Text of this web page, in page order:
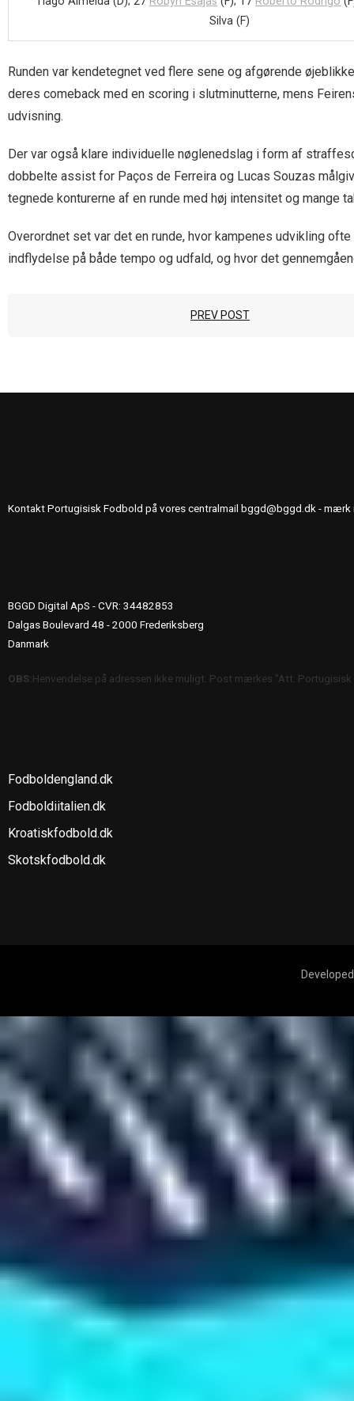
Silva (F)
Runden var kendetegnet ved flere sene og afgørende
deres comeback med en scoring i slutminutterne, mens
udvisning.
Der var også klare individuelle nøglenedslag i form af
dobbelte assist for Paços de Ferreira og Lucas Souzas
tegnede konturerne af en runde med høj intensitet og mange
Overordnet set var det en runde, hvor kampenes udvikling
indflydelse på både tempo og udfald, og hvor det
PREV POST
Kontakt Portugisisk Fodbold på vores centralmail bggd@bggd.dk - mærk
BGGD Digital ApS - CVR: 34482853
Dalgas Boulevard 48 - 2000 Frederiksberg
Danmark
OBS:Henvendelse på adressen ikke muligt. Post mærkes "Att:
Fodboldengland.dk
Fodboldiitalien.dk
Kroatiskfodbold.dk
Skotskfodbold.dk